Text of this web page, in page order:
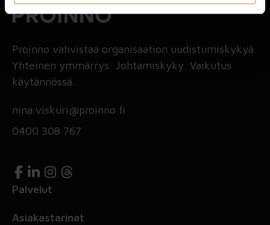
Proinno vahvistaa organisaation uudistumiskykyä.
Yhteinen ymmärrys. Johtamiskyky. Vaikutus
käytännössä.
nina.viskuri@proinno.fi
0400 308 767
Palvelut
Asiakastarinat